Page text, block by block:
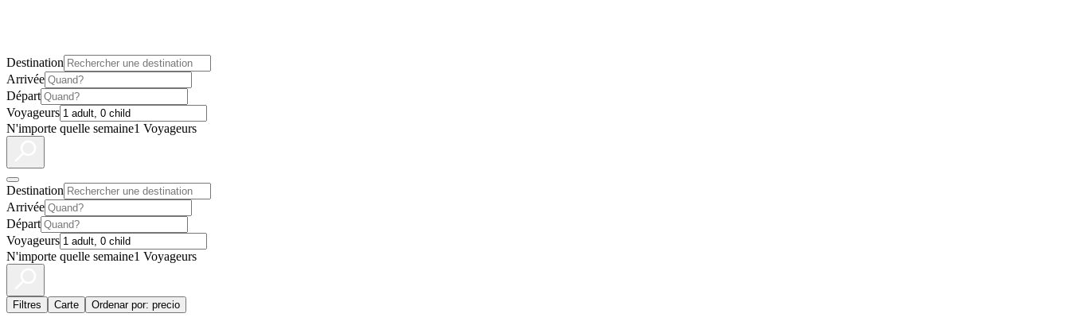
Destination
Arrivée
Départ
Voyageurs
N'importe quelle semaine1 Voyageurs
Destination
Arrivée
Départ
Voyageurs
N'importe quelle semaine1 Voyageurs
Filtres Carte Ordenar por: precio